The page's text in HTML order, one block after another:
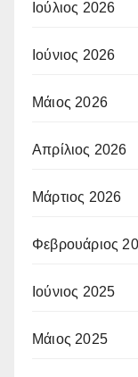
Ιούλιος 2026
Ιούνιος 2026
Μάιος 2026
Απρίλιος 2026
Μάρτιος 2026
Φεβρουάριος
Ιούνιος 2025
Μάιος 2025